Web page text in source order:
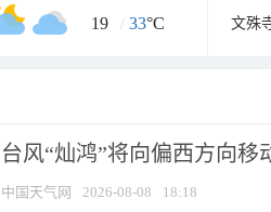
19 / 33°C 文殊
台风“灿鸿”将向偏西方向移
中国天气网 2026-08-08 18:18